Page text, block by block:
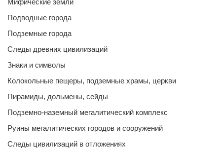
Мифические земли
Подводные города
Подземные города
Следы древних цивилизаций
Знаки и символы
Колокольные пещеры, подземные храмы, церкви
Пирамиды, дольмены, сейды
Подземно-наземный мегалитический комплекс
Руины мегалитических городов и сооружений
Следы цивилизаций в отложениях